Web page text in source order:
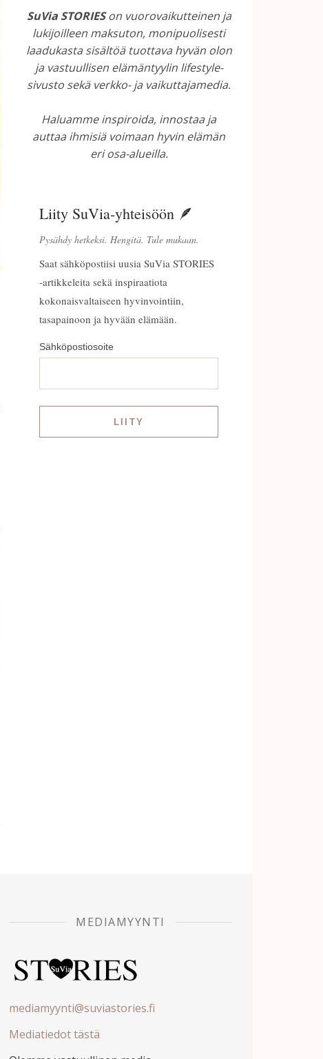
SuVia STORIESon vuorovaikutteinen ja
lukijoilleen maksuton, monipuolisesti
laadukasta sisältöä tuottava hyvän olon
ja vastuullisen elämäntyylin lifestyle-
sivusto sekä verkko- ja vaikuttajamedia.
Haluamme inspiroida, innostaa ja
auttaa ihmisiä voimaan hyvin elämän
eri osa-alueilla.
Liity SuVia-yhteisöön 🪶
Pysähdy hetkeksi. Hengitä. Tule mukaan.
Saat sähköpostiisi uusia SuVia STORIES
-artikkeleita sekä inspiraatiota
kokonaisvaltaiseen hyvinvointiin,
tasapainoon ja hyvään elämään.
Sähköpostiosoite
MEDIAMYYNTI
mediamyynti@suviastories.fi
Mediatiedot tästä